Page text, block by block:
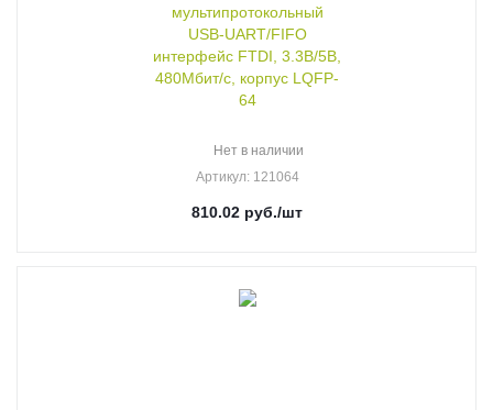
мультипротокольный
USB-UART/FIFO
интерфейс FTDI, 3.3В/5В,
480Мбит/с, корпус LQFP-
64
Нет в наличии
Артикул: 121064
810.02 руб./шт